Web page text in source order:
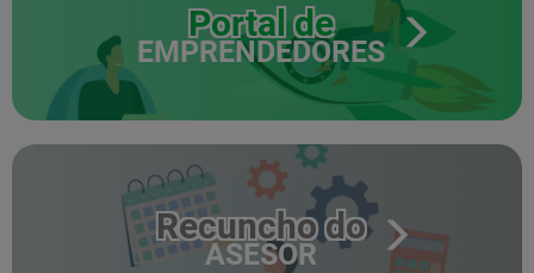
Portal de
EMPRENDEDORES
Recuncho do
ASESOR